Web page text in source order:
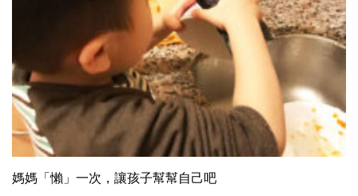
媽媽「懶」一次，讓孩子幫幫自己吧